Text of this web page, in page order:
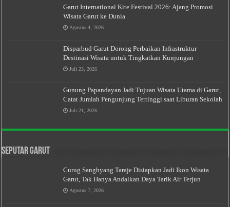
Garut International Kite Festival 2026: Ajang Promosi
Wisata Garut ke Dunia
Agustus 4, 2026
Disparbud Garut Dorong Perbaikan Infrastruktur
Destinasi Wisata untuk Tingkatkan Kunjungan
Juli 23, 2026
Gunung Papandayan Jadi Tujuan Wisata Utama di Garut,
Catat Jumlah Pengunjung Tertinggi saat Liburan Sekolah
Juli 21, 2026
Seputar Garut
Curug Sanghyang Taraje Disiapkan Jadi Ikon Wisata
Garut, Tak Hanya Andalkan Daya Tarik Air Terjun
Agustus 7, 2026